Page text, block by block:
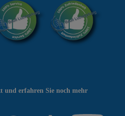
und erfahren Sie noch mehr